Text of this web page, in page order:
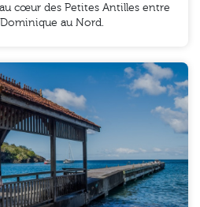
cœur des Petites Antilles entre
au Nord.